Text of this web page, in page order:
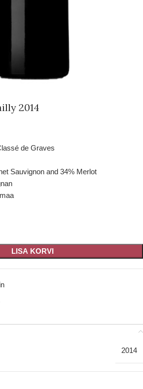
2014
de Graves
Sauvignon and 34% Merlot
LISA KORVI
2014